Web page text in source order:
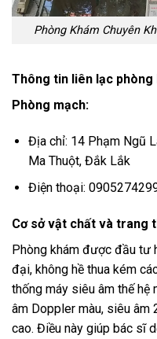
Phòng Khám Chuyên
Thông tin liên lạc phòng
Phòng mạch:
Địa chỉ: 14 Phạm Ngũ
Ma Thuột, Đắk Lắk
Điện thoại:
Cơ sở vật chất và trang
Phòng khám được đầu tư
đại, không hề thua kém
thống máy siêu âm thế hệ
âm Doppler màu, siêu âm
cao. Điều này giúp bác sĩ